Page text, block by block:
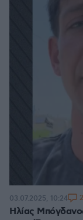
Ηλίας
03.07.2025, 10:24 2